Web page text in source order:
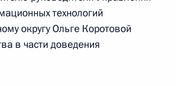
Федерации
по Московской области
технологий
округу Ольге Коротовой
в части доведения